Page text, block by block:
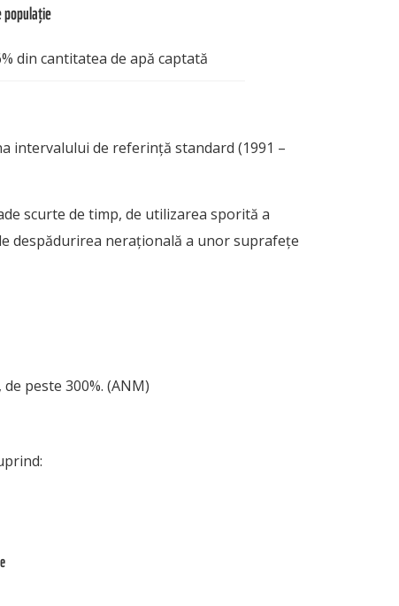
populație
din cantitatea de apă captată
intervalului de referință standard (1991 –
scurte de timp, de utilizarea sporită a
despădurirea nerațională a unor suprafețe
peste 300%. (ANM)